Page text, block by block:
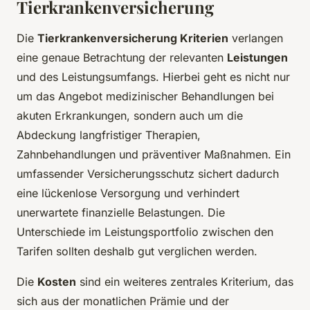
Tierkrankenversicherung
Die Tierkrankenversicherung Kriterien verlangen
eine genaue Betrachtung der relevanten Leistungen
und des Leistungsumfangs. Hierbei geht es nicht nur
um das Angebot medizinischer Behandlungen bei
akuten Erkrankungen, sondern auch um die
Abdeckung langfristiger Therapien,
Zahnbehandlungen und präventiver Maßnahmen. Ein
umfassender Versicherungsschutz sichert dadurch
eine lückenlose Versorgung und verhindert
unerwartete finanzielle Belastungen. Die
Unterschiede im Leistungsportfolio zwischen den
Tarifen sollten deshalb gut verglichen werden.
Die Kosten sind ein weiteres zentrales Kriterium, das
sich aus der monatlichen Prämie und der